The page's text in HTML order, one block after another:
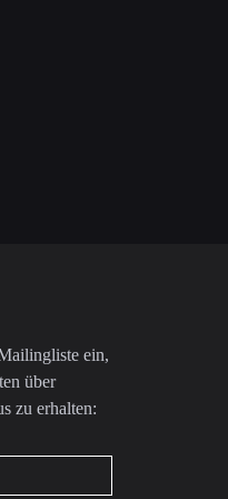
ein,
über
zu erhalten: